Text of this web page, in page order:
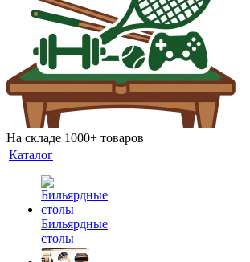
На складе 1000+ товаров
Каталог
Бильярдные
столы